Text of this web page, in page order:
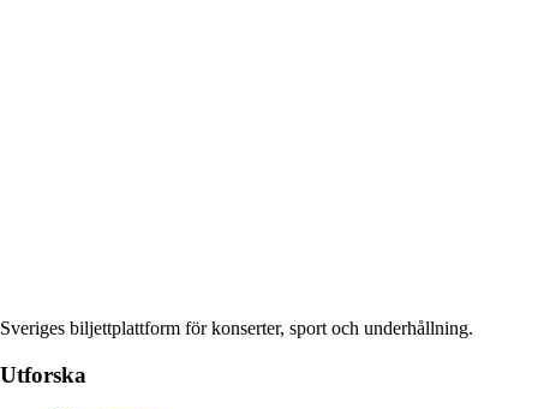
Sveriges biljettplattform för konserter, sport och underhållning.
Utforska